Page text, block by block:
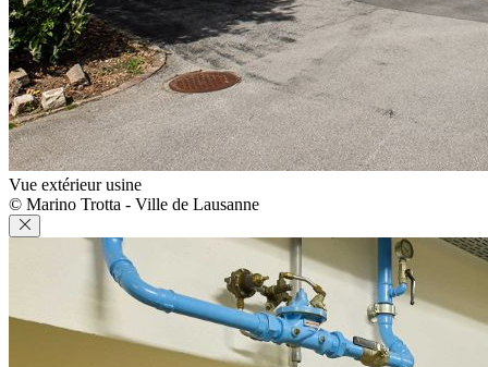
Vue extérieur usine
© Marino Trotta - Ville de Lausanne